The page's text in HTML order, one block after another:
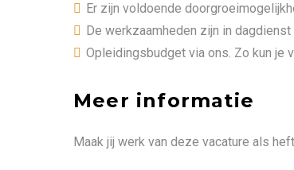
Er zijn voldoende
De werkzaamheden zijn in dagdienst
Opleidingsbudget via ons. Zo kun je
Meer informatie
Maak jij werk van deze vacature als